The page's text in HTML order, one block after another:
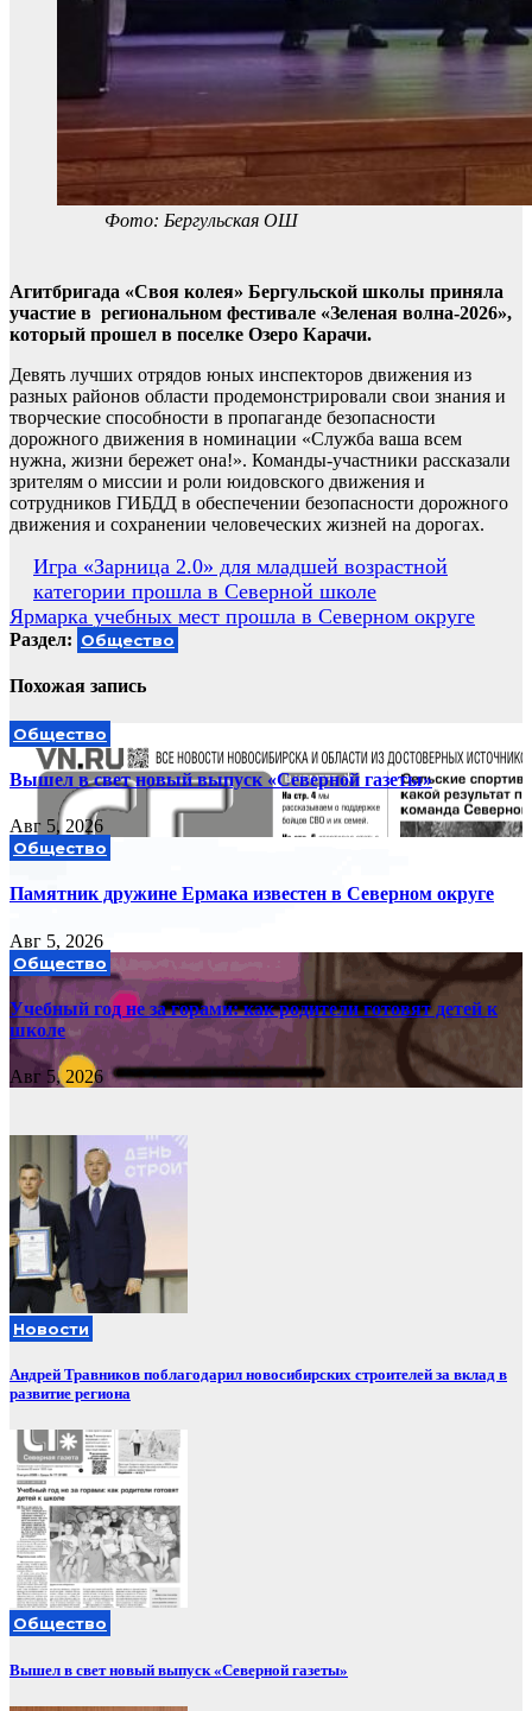
Фото: Бергульская ОШ
Агитбригада «Своя колея» Бергульской школы приняла
участие в региональном фестивале «Зеленая волна-2026»,
который прошел в поселке Озеро Карачи.
Девять лучших отрядов юных инспекторов движения из
разных районов области продемонстрировали свои знания и
творческие способности в пропаганде безопасности
дорожного движения в номинации «Служба ваша всем
нужна, жизни бережет она!». Команды-участники рассказали
зрителям о миссии и роли юидовского движения и
сотрудников ГИБДД в обеспечении безопасности дорожного
движения и сохранении человеческих жизней на дорогах.
Навигация
по
записям
Игра «Зарница 2.0» для младшей возрастной
категории прошла в Северной школе
Ярмарка учебных мест прошла в Северном округе
Раздел: Общество
Похожая запись
Общество
Вышел в свет новый выпуск «Северной газеты»
Авг 5, 2026
Общество
Памятник дружине Ермака известен в Северном округе
Авг 5, 2026
Общество
Учебный год не за горами: как родители готовят детей к
школе
Авг 5, 2026
Новости
Андрей Травников поблагодарил новосибирских строителей за вклад в
развитие региона
Общество
Вышел в свет новый выпуск «Северной газеты»